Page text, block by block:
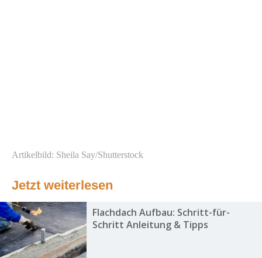
Artikelbild: Sheila Say/Shutterstock
Jetzt weiterlesen
Flachdach Aufbau: Schritt-für-
Schritt Anleitung & Tipps